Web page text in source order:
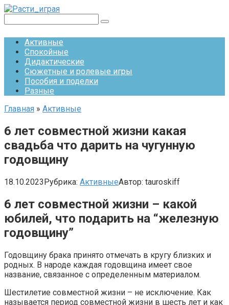
Перейти
контенту
Активные
Спокойные
Дидактические
Сюжетные и ролевые игры
Пособия и поделки
Разные
Главная » Активные
6 лет совместной жизни какая
свадьба что дарить на чугунную
годовщину
18.10.2023Рубрика: АктивныеАвтор: tauroskiff
6 лет совместной жизни – какой
юбилей, что подарить на “железную
годовщину”
Годовщину брака принято отмечать в кругу близких и
родных. В народе каждая годовщина имеет свое
название, связанное с определенным материалом.
Шестилетие совместной жизни – не исключение. Как
называется период совместной жизни в шесть лет и как